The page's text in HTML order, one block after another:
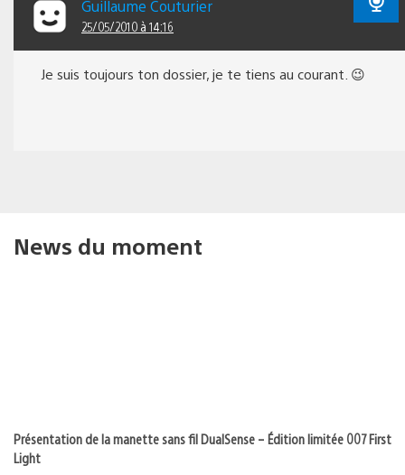
Guillaume Couturier
25/05/2010 à 14:16
Je suis toujours ton dossier, je te tiens au courant. 😉
News du moment
Présentation de la manette sans fil DualSense – Édition limitée 007 First
Light